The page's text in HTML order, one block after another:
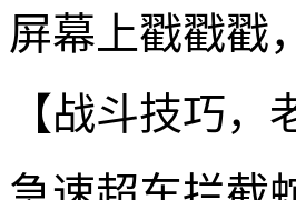
屏幕上戳戳戳
【战斗技巧